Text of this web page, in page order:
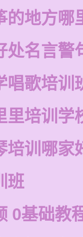
的地方哪
处名言警
唱歌培训
里培训学
培训哪家
班
0基础教